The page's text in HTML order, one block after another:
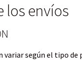
los envíos
variar según el tipo de